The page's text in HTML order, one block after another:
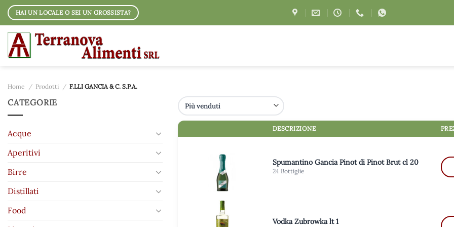
Salta
contenuti
HAI UN LOCALE O SEI UN GROSSISTA?
Home / Prodotti / F.LLI GANCIA & C. S.P.A.
CATEGORIE
Acque
Aperitivi
Birre
Distillati
Food
DESCRIZIONE
Spumantino Gancia Pinot di Pinot Brut cl 20
24 Bottiglie
Vodka Zubrowka lt 1